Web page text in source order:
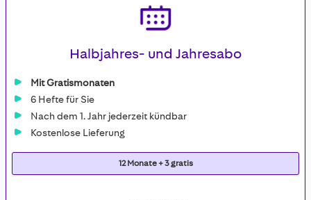
Halbjahres- und Jahresabo
Mit Gratismonaten
6 Hefte für Sie
Nach dem 1. Jahr jederzeit kündbar
Kostenlose Lieferung
12 Monate + 3 gratis